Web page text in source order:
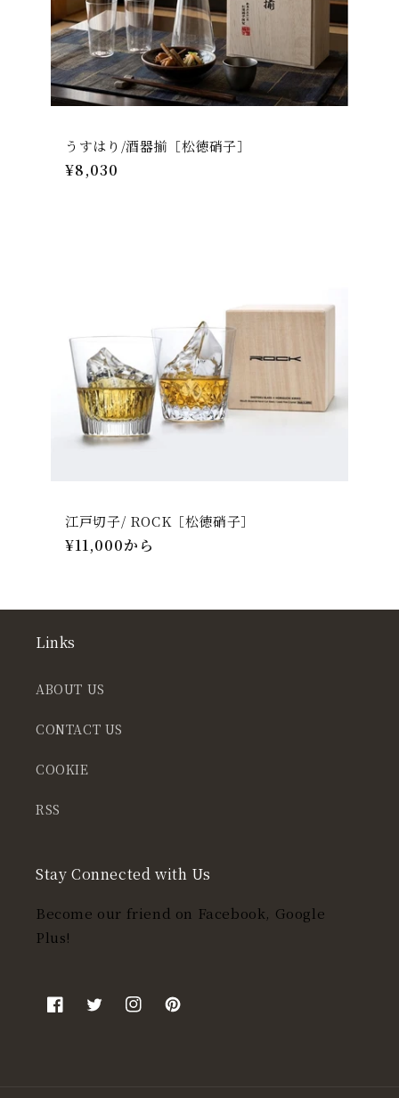
うすはり/酒器揃［松徳硝子］
通
¥8,030
江戸切子/ ROCK［松徳硝子］
通
格
¥11,000から
Links
ABOUT US
CONTACT US
COOKIE
RSS
Stay Connected with Us
Become our friend on Facebook, Google
Plus!
FacebookTwitterInstagramPinterest